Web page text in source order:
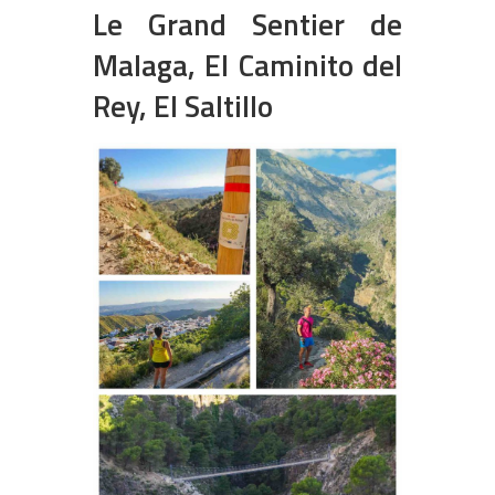
Le Grand Sentier de
Malaga, El Caminito del
Rey, El Saltillo